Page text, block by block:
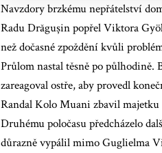
Navzdory brzkému nepřátelství
Radu Drăgușin popřel Viktora
než dočasné zpoždění kvůli
Průlom nastal těsně po půlhodině.
zareagoval ostře, aby provedl
Randal Kolo Muani zbavil majetku
Druhému poločasu předcházelo
důrazně vypálil mimo Guglielma